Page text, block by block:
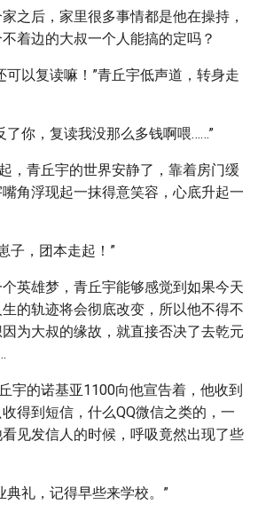
之后，家里很多事情都是他在操持，
着边的大叔一个人能搞的定吗？
可以复读嘛！”青丘宇低声道，转身走
了你，复读我没那么多钱啊喂……”
，青丘宇的世界安静了，靠着房门缓
角浮现起一抹得意笑容，心底升起一
子，团本走起！”
英雄梦，青丘宇能够感觉到如果今天
的轨迹将会彻底改变，所以他不得不
为大叔的缘故，就直接否决了去乾元
宇的诺基亚1100向他宣告着，他收到
得到短信，什么QQ微信之类的，一
见发信人的时候，呼吸竟然出现了些
典礼，记得早些来学校。”